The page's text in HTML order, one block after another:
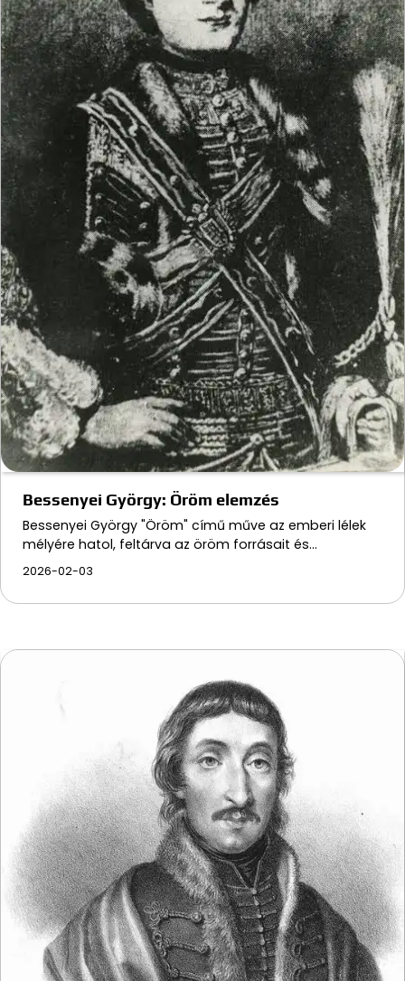
Bessenyei György: Öröm elemzés
Bessenyei György "Öröm" című műve az emberi lélek
mélyére hatol, feltárva az öröm forrásait és…
2026-02-03